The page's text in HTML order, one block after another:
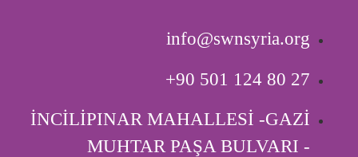
info@swnsyria.org
‎+90 501 124 80 27
İNCİLİPINAR MAHALLESİ -GAZİ
MUHTAR PAŞA BULVARI -